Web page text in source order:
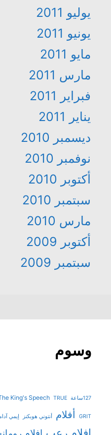
يوليو 2011
يونيو 2011
مايو 2011
مارس 2011
فبراير 2011
يناير 2011
ديسمبر 2010
نوفمبر 2010
أكتوبر 2010
سبتمبر 2010
مارس 2010
أكتوبر 2009
سبتمبر 2009
وسوم
127ساعة King's Speech TRUE
GRIT أفلام أنتوني هوبكنز إيمي